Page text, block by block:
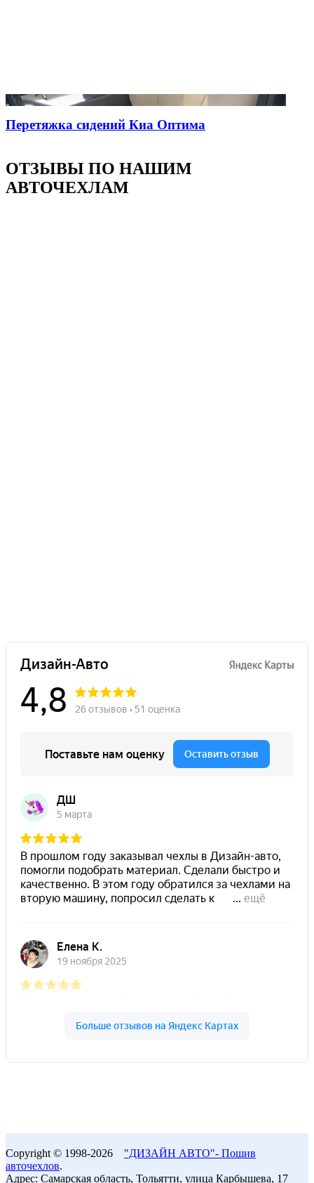
Перетяжка сидений Киа Оптима
ОТЗЫВЫ ПО НАШИМ
АВТОЧЕХЛАМ
Copyright © 1998-2026 "ДИЗАЙН АВТО"- Пошив
авточехлов.
Адрес: Самарская область, Тольятти, улица Карбышева, 17